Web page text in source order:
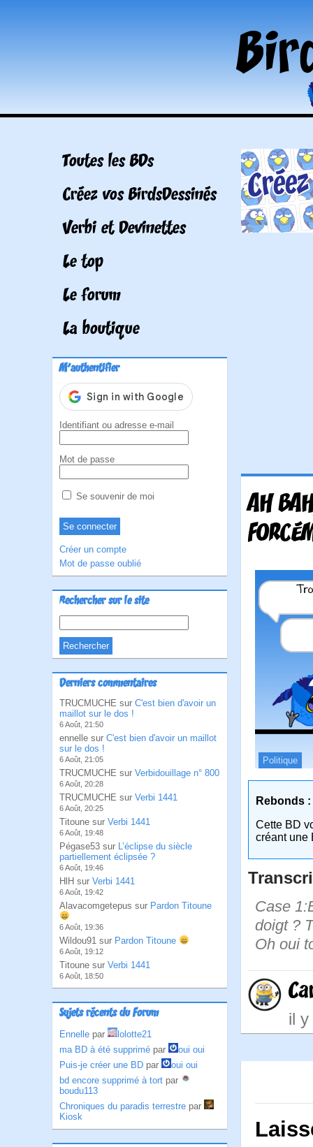
Toutes les BDs
Créez vos BirdsDessinés
Verbi et Devinettes
Le top
Le forum
La boutique
M'authentifier
Identifiant ou adresse e-mail
Mot de passe
Se souvenir de moi
Créer un compte
Mot de passe oublié
Rechercher sur le site
Derniers commentaires
TRUCMUCHE sur C'est bien d'avoir un
maillot sur le dos !
6 Août, 21:50
ennelle sur C'est bien d'avoir un maillot
sur le dos !
6 Août, 21:05
TRUCMUCHE sur Verbidouillage n° 800
6 Août, 20:28
TRUCMUCHE sur Verbi 1441
6 Août, 20:25
Titoune sur Verbi 1441
6 Août, 19:48
Pégase53 sur L’éclipse du siècle
partiellement éclipsée ?
6 Août, 19:46
HlH sur Verbi 1441
6 Août, 19:42
Alavacomgetepus sur Pardon Titoune
6 Août, 19:36
Wildou91 sur Pardon Titoune
6 Août, 19:12
Titoune sur Verbi 1441
6 Août, 18:50
Sujets récents du Forum
Ennelle par
lolotte21
ma BD à été supprimé par
oui oui
Puis-je créer une BD par
oui oui
bd encore supprimé à tort par
boudu113
Chroniques du paradis terrestre par
Kiosk
AH
Politique
Rebonds :
Cette BD
créant une
Case
doigt ?
Oh oui
il